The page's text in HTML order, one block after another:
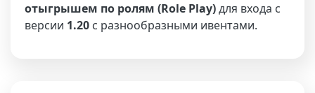
отыгрышем по ролям (Role Play)для входа с
версии 1.20 с разнообразными ивентами.